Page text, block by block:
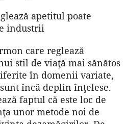
apetitul poate
industrii
care reglează
stil de viaţă mai sănătos
în domenii variate,
încă deplin înţelese.
faptul că este loc de
unor metode noi de